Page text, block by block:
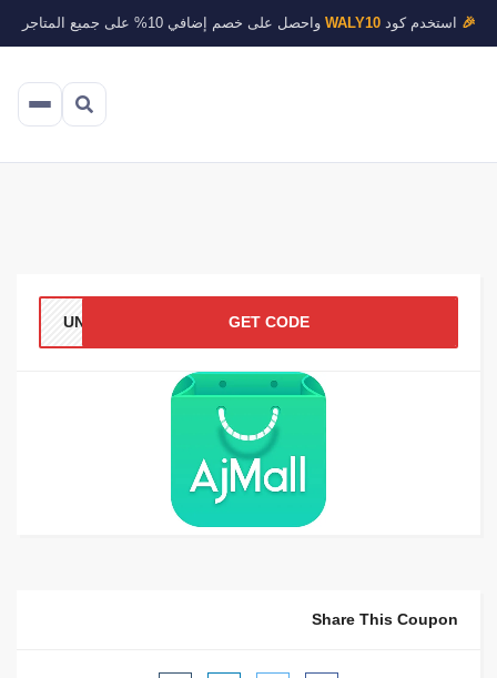
🎉استخدم كودWALY10واحصل على خصم إضافي 10% على جميع المتاجر
GET CODE
Share This Coupon